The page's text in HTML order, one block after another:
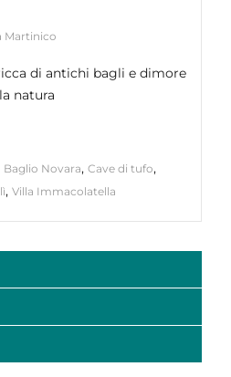
Martinico
di antichi bagli e dimore
natura
Baglio Novara, Cave di tufo,
, Villa Immacolatella